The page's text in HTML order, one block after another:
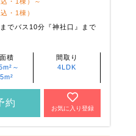
・1棟）
でバス10分『神社口』まで
積
～
間取り
4LDK
約
お気に入り登録